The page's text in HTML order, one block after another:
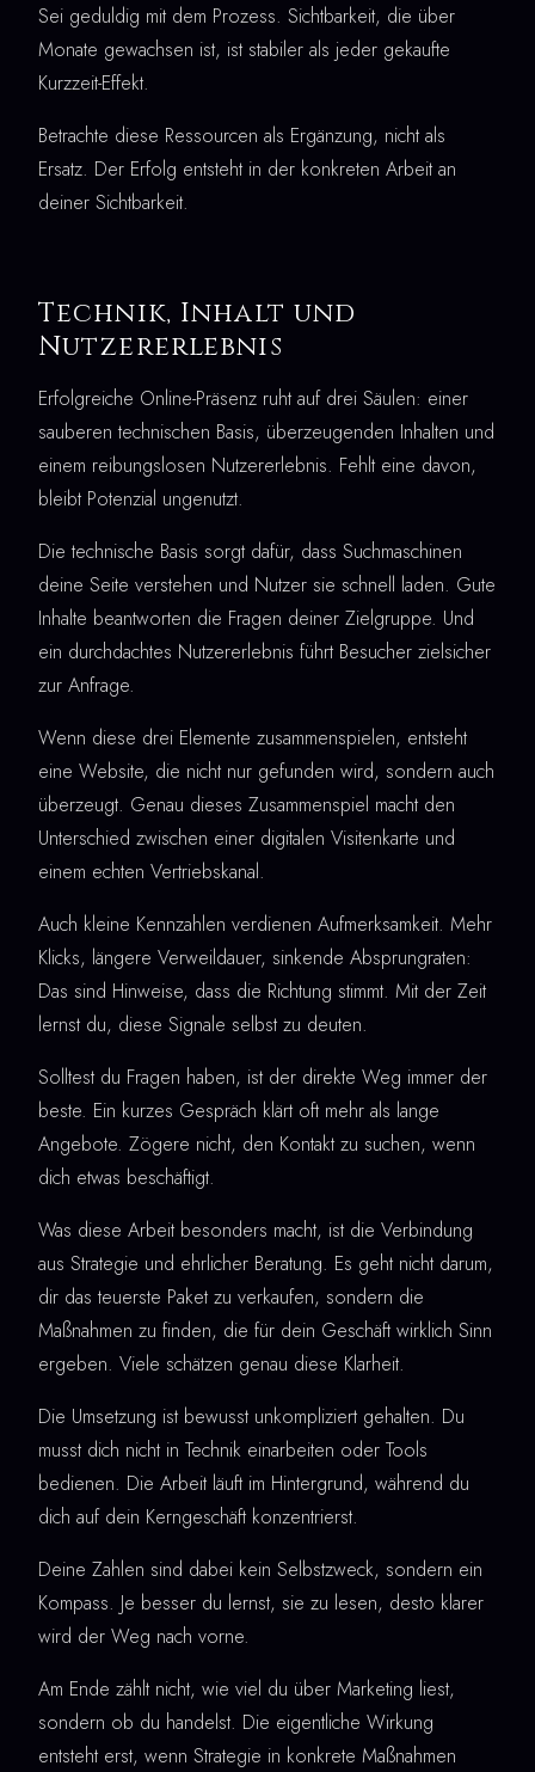
Sei geduldig mit dem Prozess. Sichtbarkeit, die über
Monate gewachsen ist, ist stabiler als jeder gekaufte
Kurzzeit-Effekt.
Betrachte diese Ressourcen als Ergänzung, nicht als
Ersatz. Der Erfolg entsteht in der konkreten Arbeit an
deiner Sichtbarkeit.
Technik, Inhalt und
Nutzererlebnis
Erfolgreiche Online-Präsenz ruht auf drei Säulen: einer
sauberen technischen Basis, überzeugenden Inhalten und
einem reibungslosen Nutzererlebnis. Fehlt eine davon,
bleibt Potenzial ungenutzt.
Die technische Basis sorgt dafür, dass Suchmaschinen
deine Seite verstehen und Nutzer sie schnell laden. Gute
Inhalte beantworten die Fragen deiner Zielgruppe. Und
ein durchdachtes Nutzererlebnis führt Besucher zielsicher
zur Anfrage.
Wenn diese drei Elemente zusammenspielen, entsteht
eine Website, die nicht nur gefunden wird, sondern auch
überzeugt. Genau dieses Zusammenspiel macht den
Unterschied zwischen einer digitalen Visitenkarte und
einem echten Vertriebskanal.
Auch kleine Kennzahlen verdienen Aufmerksamkeit. Mehr
Klicks, längere Verweildauer, sinkende Absprungraten:
Das sind Hinweise, dass die Richtung stimmt. Mit der Zeit
lernst du, diese Signale selbst zu deuten.
Solltest du Fragen haben, ist der direkte Weg immer der
beste. Ein kurzes Gespräch klärt oft mehr als lange
Angebote. Zögere nicht, den Kontakt zu suchen, wenn
dich etwas beschäftigt.
Was diese Arbeit besonders macht, ist die Verbindung
aus Strategie und ehrlicher Beratung. Es geht nicht darum,
dir das teuerste Paket zu verkaufen, sondern die
Maßnahmen zu finden, die für dein Geschäft wirklich Sinn
ergeben. Viele schätzen genau diese Klarheit.
Die Umsetzung ist bewusst unkompliziert gehalten. Du
musst dich nicht in Technik einarbeiten oder Tools
bedienen. Die Arbeit läuft im Hintergrund, während du
dich auf dein Kerngeschäft konzentrierst.
Deine Zahlen sind dabei kein Selbstzweck, sondern ein
Kompass. Je besser du lernst, sie zu lesen, desto klarer
wird der Weg nach vorne.
Am Ende zählt nicht, wie viel du über Marketing liest,
sondern ob du handelst. Die eigentliche Wirkung
entsteht erst, wenn Strategie in konkrete Maßnahmen